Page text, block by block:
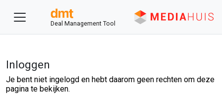
Deal Management Tool
Inloggen
Je bent niet ingelogd en hebt daarom geen rechten om deze
pagina te bekijken.